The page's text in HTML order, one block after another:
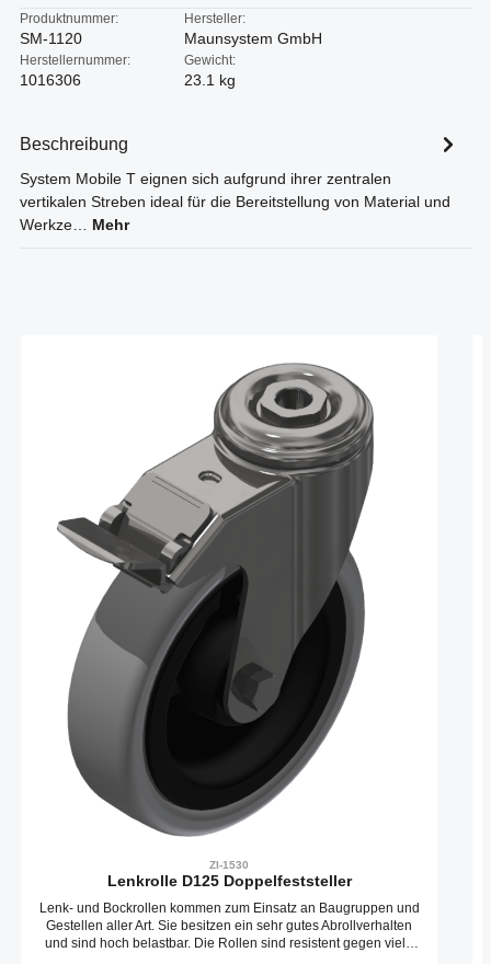
Produktnummer:
SM-1120
Hersteller:
Maunsystem GmbH
Herstellernummer:
1016306
Gewicht:
23.1 kg
Beschreibung
System Mobile T eignen sich aufgrund ihrer zentralen
vertikalen Streben ideal für die Bereitstellung von Material und
Werkze… Mehr
ZI-1530
Lenkrolle D125 Doppelfeststeller
Lenk- und Bockrollen kommen zum Einsatz an Baugruppen und
Gestellen aller Art. Sie besitzen ein sehr gutes Abrollverhalten
und sind hoch belastbar. Die Rollen sind resistent gegen viele